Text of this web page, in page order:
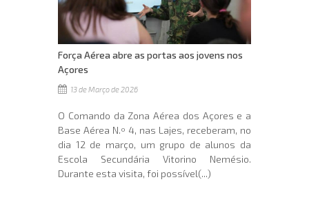
Força Aérea abre as portas aos jovens nos
Açores
13 de Março de 2026
O Comando da Zona Aérea dos Açores e a
Base Aérea N.º 4, nas Lajes, receberam, no
dia 12 de março, um grupo de alunos da
Escola Secundária Vitorino Nemésio.
Durante esta visita, foi possível(...)